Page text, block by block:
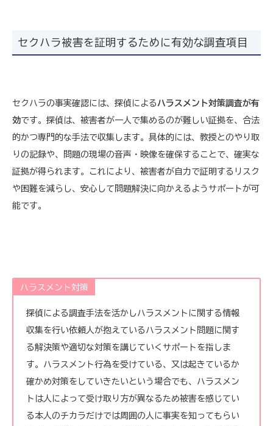
セクハラ被害を証明するために有効な調査項目
セクハラの事実確認には、探偵によるハラスメント対策調査が有
効です。探偵は、被害者が一人で集めるのが難しい証拠を、合法
的かつ専門的な手法で収集します。具体的には、教授とのやり取
りの記録や、問題の現場の音声・映像を確保することで、確実な
証拠が得られます。これにより、被害者が自力で証明するリスク
や困難を減らし、安心して問題解決に向かえるようサポートが可
能です。
ハラスメント対策
探偵による調査手法を活かしハラスメントに関する情報
収集を行い依頼人が抱えているハラスメント問題に関す
る解決策や適切な対策を講じていくサポートを指しま
す。ハラスメント行為を受けている、又は起きているか
確かめ対策をしていきたいという場合でも、ハラスメン
トは人によって受け取り方が異なるため被害を感じてい
る本人のチカラだけでは周囲の人に事実を知ってもらい